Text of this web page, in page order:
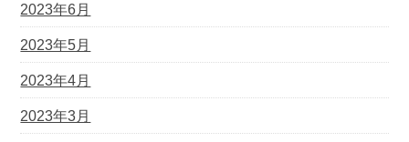
2023年6月
2023年5月
2023年4月
2023年3月